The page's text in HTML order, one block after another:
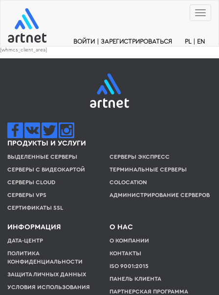
Меню
PL EN
ВОЙТИ ЗАРЕГИСТРИРОВАТЬСЯ
[whmcs_client_area]
ПРОДУКТЫ И УСЛУГИ
ВЫДЕЛЕННЫЕ СЕРВЕРЫ СЕРВЕРЫ ЭКСПРЕСС
СЕРВЕРЫ С ВИДЕОКАРТОЙ ТЕРМИНАЛЬНЫЕ СЕРВЕРЫ
СЕРВЕРЫ CLOUD COLOCATION
СЕРВЕРЫ VPS АДМИНИСТРИРОВАНИЕ СЕРВЕРОВ
СЕРТИФИКАТЫ SSL
ИНФОРМАЦИЯ
ДАТА-ЦЕНТР
ПОЛИТИКА
КОНФИДЕНЦИАЛЬНОСТИ
ЗАЩИТА ЛИЧНЫХ ДАННЫХ
УСЛОВИЯ ИСПОЛЬЗОВАНИЯ
О НАС
О КОМПАНИИ
КОНТАКТЫ
ISO 9001:2015
ПАНЕЛЬ КЛИЕНТА
ПАРТНЕРСКАЯ ПРОГРАММА